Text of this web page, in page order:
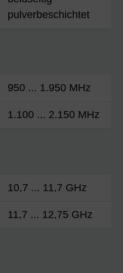
pulverbeschichtet
950 ... 1.950 MHz
1.100 ... 2.150 MHz
10,7 ... 11,7 GHz
11,7 ... 12,75 GHz